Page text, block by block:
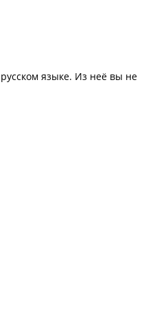
языке. Из неё вы не